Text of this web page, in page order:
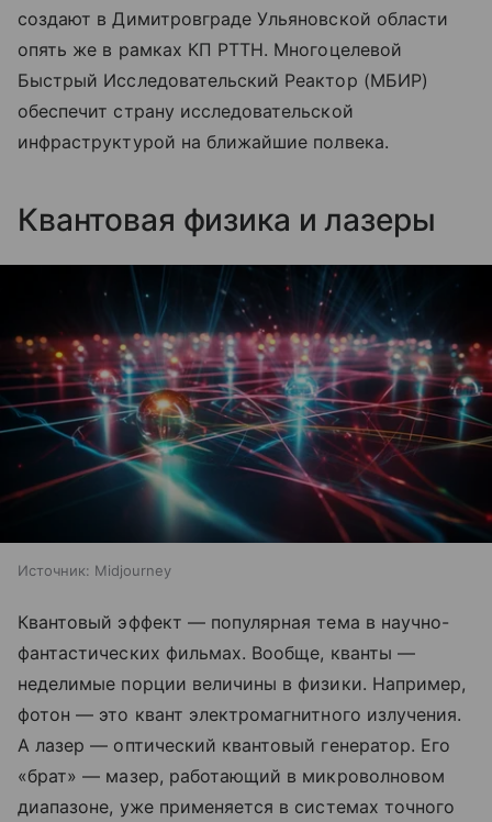
создают в Димитровграде Ульяновской области
опять же в рамках КП РТТН. Многоцелевой
Быстрый Исследовательский Реактор (МБИР)
обеспечит страну исследовательской
инфраструктурой на ближайшие полвека.
Квантовая физика и лазеры
Источник: Midjourney
Квантовый эффект — популярная тема в научно-
фантастических фильмах. Вообще, кванты —
неделимые порции величины в физики. Например,
фотон — это квант электромагнитного излучения.
А лазер — оптический квантовый генератор. Его
«брат» — мазер, работающий в микроволновом
диапазоне, уже применяется в системах точного